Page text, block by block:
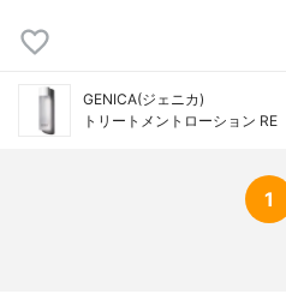
GENICA(ジェニカ)
トリートメントローション RE
1